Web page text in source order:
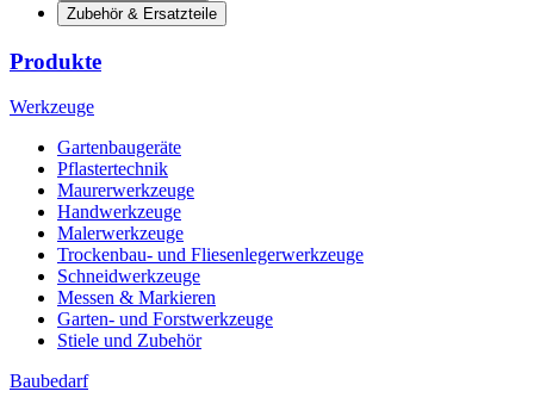
Zubehör & Ersatzteile
Produkte
Werkzeuge
Gartenbaugeräte
Pflastertechnik
Maurerwerkzeuge
Handwerkzeuge
Malerwerkzeuge
Trockenbau- und Fliesenlegerwerkzeuge
Schneidwerkzeuge
Messen & Markieren
Garten- und Forstwerkzeuge
Stiele und Zubehör
Baubedarf